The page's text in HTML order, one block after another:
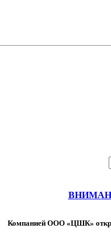
Компанией ООО «ЦШК»